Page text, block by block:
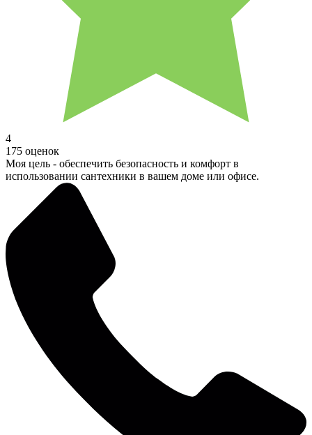
4
175 оценок
Моя цель - обеспечить безопасность и комфорт в
использовании сантехники в вашем доме или офисе.